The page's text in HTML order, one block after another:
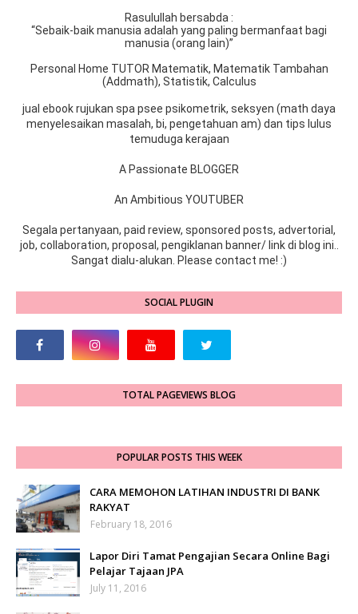
Rasulullah bersabda :
“Sebaik-baik manusia adalah yang paling bermanfaat bagi
manusia (orang lain)”
Personal Home TUTOR Matematik, Matematik Tambahan
(Addmath), Statistik, Calculus
jual ebook rujukan spa psee psikometrik, seksyen (math daya
menyelesaikan masalah, bi, pengetahuan am) dan tips lulus
temuduga kerajaan
A Passionate BLOGGER
An Ambitious YOUTUBER
Segala pertanyaan, paid review, sponsored posts, advertorial,
job, collaboration, proposal, pengiklanan banner/ link di blog ini..
Sangat dialu-alukan. Please contact me! :)
SOCIAL PLUGIN
TOTAL PAGEVIEWS BLOG
POPULAR POSTS THIS WEEK
CARA MEMOHON LATIHAN INDUSTRI DI BANK
RAKYAT
February 18, 2016
Lapor Diri Tamat Pengajian Secara Online Bagi
Pelajar Tajaan JPA
July 11, 2016